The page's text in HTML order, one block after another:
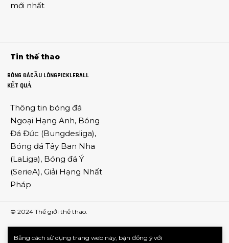
Bằng cách sử dụng trang web này, bạn đồng ý với
mới nhất
Tin thế thao
BÓNG ĐÁCẦU LÔNGPICKLEBALL
KẾT QUẢ
Thông tin bóng đá
Ngoại Hạng Anh, Bóng
Đá Đức (Bungdesliga),
Bóng đá Tây Ban Nha
(LaLiga), Bóng đá Ý
(SerieA), Giải Hạng Nhất
Pháp
© 2024 Thế giới thể thao.